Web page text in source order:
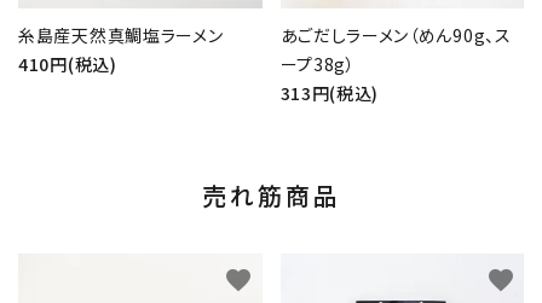
糸島産天然真鯛塩ラーメン
410円(税込)
あごだしラーメン（めん90g、ス
ープ38g）
313円(税込)
売れ筋商品
favorite favorite